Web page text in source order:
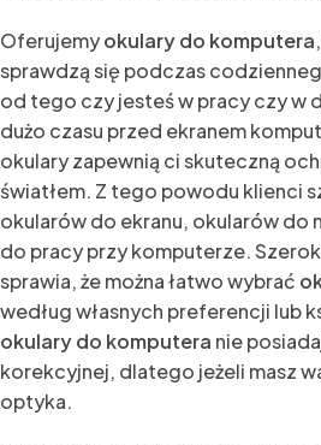
Oferujemyokulary do komputera
sprawdzą się podczas
od tego czy jesteś w pracy czy w
dużo czasu przed ekranem
okulary zapewnią ci skuteczną
światłem. Z tego powodu klienci
okularów do ekranu, okularów do
do pracy przy komputerze.
sprawia, że można łatwo wybrać
według własnych preferencji lub
okulary do komputera nie
korekcyjnej, dlatego jeżeli masz
optyka.